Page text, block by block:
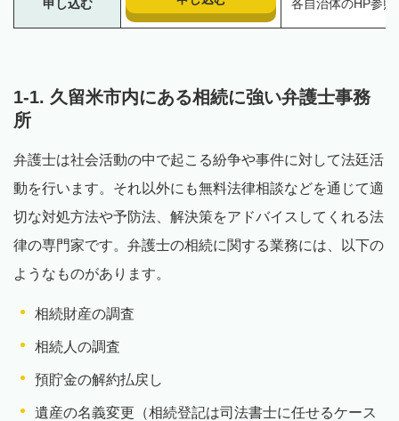
申し込む 各自治体のHP参照
1-1. 久留米市内にある相続に強い弁護士事務
所
弁護士は社会活動の中で起こる紛争や事件に対して法廷活
動を行います。それ以外にも無料法律相談などを通じて適
切な対処方法や予防法、解決策をアドバイスしてくれる法
律の専門家です。弁護士の相続に関する業務には、以下の
ようなものがあります。
相続財産の調査
相続人の調査
預貯金の解約払戻し
遺産の名義変更（相続登記は司法書士に任せるケース